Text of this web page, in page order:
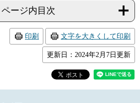
ページ内目次
印刷 文字を大きくして印刷
更新日：2024年2月7日更新